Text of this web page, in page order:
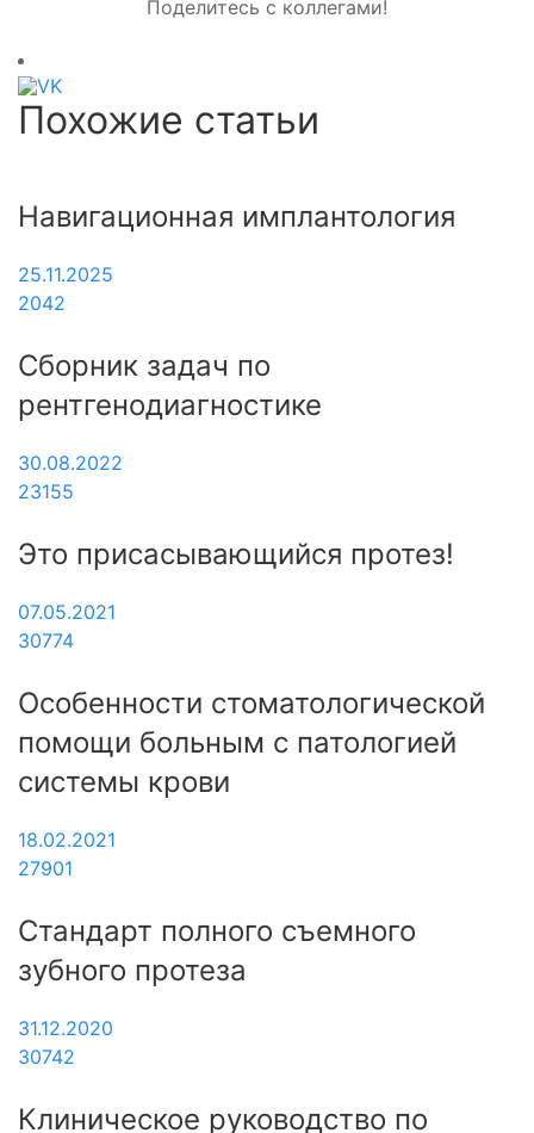
Поделитесь с коллегами!
Похожие статьи
Навигационная имплантология
25.11.2025
2042
Сборник задач по
рентгенодиагностике
30.08.2022
23155
Это присасывающийся протез!
07.05.2021
30774
Особенности стоматологической
помощи больным с патологией
системы крови
18.02.2021
27901
Стандарт полного съемного
зубного протеза
31.12.2020
30742
Клиническое руководство по